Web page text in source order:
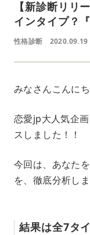
【新診断リリ
インタイプ？
性格診断 2020.09.19
みなさんこんに
恋愛jp大人気企
スしました！！
今回は、あなた
を、徹底分析しま
結果は全7タ